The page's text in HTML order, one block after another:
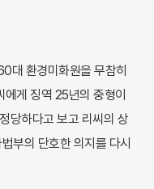
대 환경미화원을 무참히
게 징역 25년의 중형이
당하다고 보고 리씨의 상
부의 단호한 의지를 다시